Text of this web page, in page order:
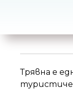
е
Трявна е